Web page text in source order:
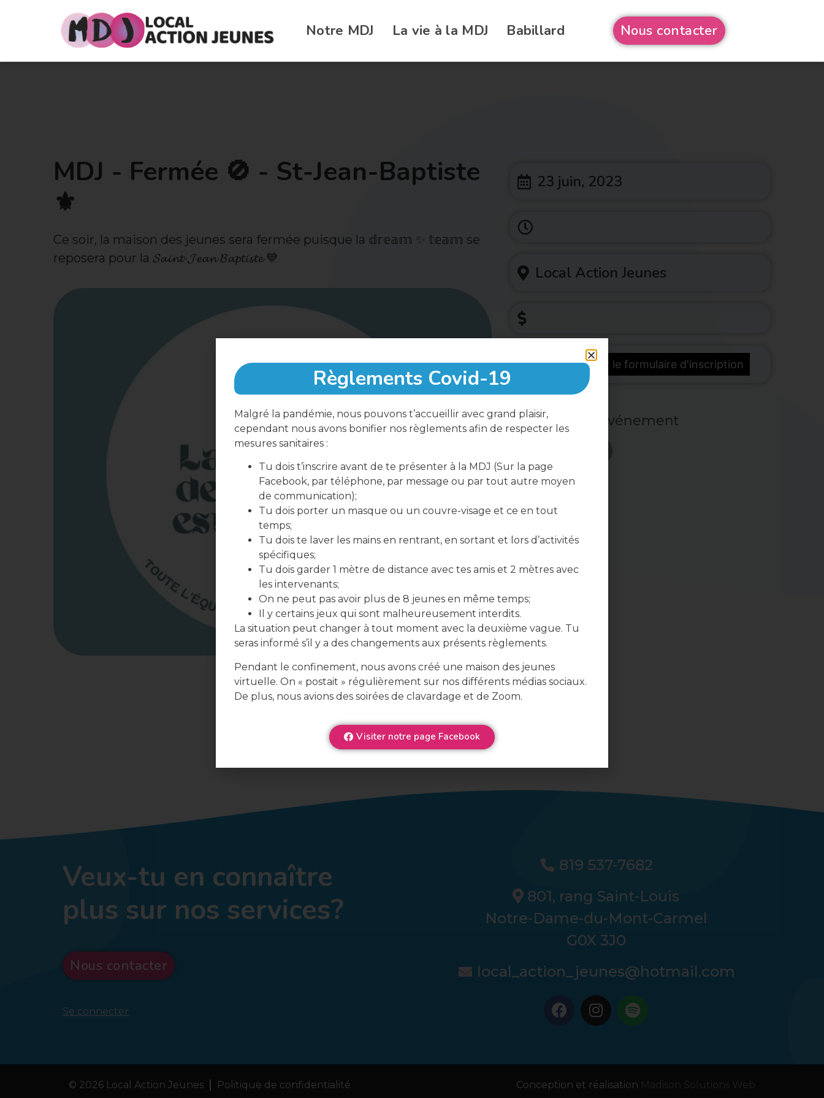
Notre MDJ La vie à la MDJ Babillard Nous contacter
MDJ - Fermée 🚫 - St-Jean-Baptiste
⚜️
Ce soir, la maison des jeunes sera fermée puisque la 𝕕𝕣𝕖𝕒𝕞 ✨ 𝕥𝕖𝕒𝕞 se
reposera pour la 𝓢𝓪𝓲𝓷𝓽-𝓙𝓮𝓪𝓷 𝓑𝓪𝓹𝓽𝓲𝓼𝓽𝓮 💙
23 juin, 2023
Local Action Jeunes
télécharger le formulaire d'inscription
Partager cet événement
Veux-tu en connaître
plus sur nos services?
Nous contacter
Se connecter
819 537-7682
801, rang Saint-Louis
Notre-Dame-du-Mont-Carmel
G0X 3J0
local_action_jeunes@hotmail.com
© 2026 Local Action Jeunes Politique de confidentialité Conception et réalisation Madison Solutions Web
Règlements Covid-19
Malgré la pandémie, nous pouvons t’accueillir avec grand plaisir,
cependant nous avons bonifier nos règlements afin de respecter les
mesures sanitaires :
Tu dois t’inscrire avant de te présenter à la MDJ (Sur la page
Facebook, par téléphone, par message ou par tout autre moyen
de communication);
Tu dois porter un masque ou un couvre-visage et ce en tout
temps;
Tu dois te laver les mains en rentrant, en sortant et lors d’activités
spécifiques;
Tu dois garder 1 mètre de distance avec tes amis et 2 mètres avec
les intervenants;
On ne peut pas avoir plus de 8 jeunes en même temps;
Il y certains jeux qui sont malheureusement interdits.
La situation peut changer à tout moment avec la deuxième vague. Tu
seras informé s’il y a des changements aux présents règlements.
Pendant le confinement, nous avons créé une maison des jeunes
virtuelle. On « postait » régulièrement sur nos différents médias sociaux.
De plus, nous avions des soirées de clavardage et de Zoom.
Visiter notre page Facebook